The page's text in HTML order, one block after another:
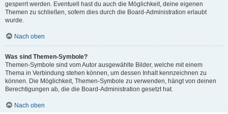
gesperrt werden. Eventuell hast du auch die Möglichkeit, deine eigenen
Themen zu schließen, sofern dies durch die Board-Administration erlaubt
wurde.
Nach oben
Was sind Themen-Symbole?
Themen-Symbole sind vom Autor ausgewählte Bilder, welche mit einem
Thema in Verbindung stehen können, um dessen Inhalt kennzeichnen zu
können. Die Möglichkeit, Themen-Symbole zu verwenden, hängt von deinen
Berechtigungen ab, die die Board-Administration gesetzt hat.
Nach oben